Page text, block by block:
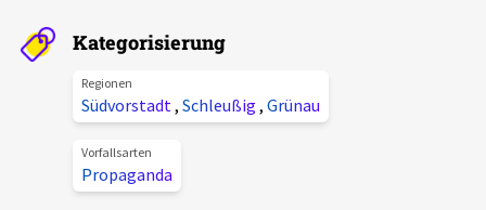
Alle Beiträge
Veranstaltungen
Pressemitteilungen
Über uns
Projektbeschreibung
Kontakt
Kategorisierung
Regionen
Südvorstadt, Schleußig , Grünau
Vorfallsarten
Propaganda